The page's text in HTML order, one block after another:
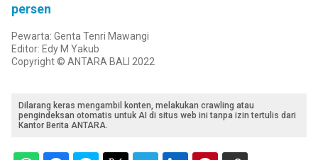
persen
Pewarta: Genta Tenri Mawangi
Editor: Edy M Yakub
Copyright © ANTARA BALI 2022
Dilarang keras mengambil konten, melakukan crawling atau
pengindeksan otomatis untuk AI di situs web ini tanpa izin tertulis dari
Kantor Berita ANTARA.